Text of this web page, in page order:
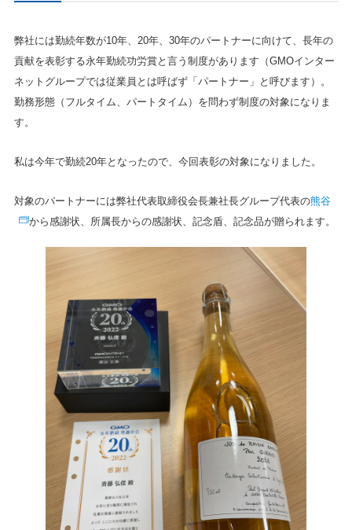
弊社には勤続年数が10年、20年、30年のパートナーに向けて、長年の
貢献を表彰する永年勤続功労賞と言う制度があります（GMOインター
ネットグループでは従業員とは呼ばず「パートナー」と呼びます）。
勤務形態（フルタイム、パートタイム）を問わず制度の対象になりま
す。
私は今年で勤続20年となったので、今回表彰の対象になりました。
対象のパートナーには弊社代表取締役会長兼社長グループ代表の熊谷
から感謝状、所属長からの感謝状、記念盾、記念品が贈られます。